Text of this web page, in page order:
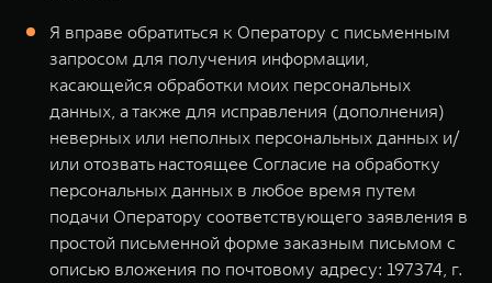
Я вправе обратиться к Оператору с письменным
запросом для получения информации,
касающейся обработки моих персональных
данных, а также для исправления (дополнения)
неверных или неполных персональных данных и/
или отозвать настоящее Согласие на обработку
персональных данных в любое время путем
подачи Оператору соответствующего заявления в
простой письменной форме заказным письмом с
описью вложения по почтовому адресу: 197374, г.